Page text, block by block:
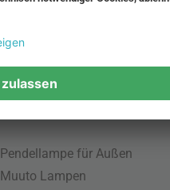
Pendellampe für Außen
Muuto Lampen